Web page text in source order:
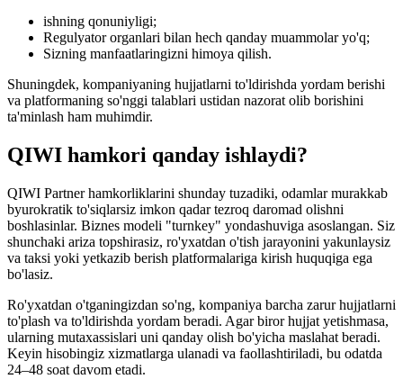
ishning qonuniyligi;
Regulyator organlari bilan hech qanday muammolar yo'q;
Sizning manfaatlaringizni himoya qilish.
Shuningdek, kompaniyaning hujjatlarni to'ldirishda yordam berishi
va platformaning so'nggi talablari ustidan nazorat olib borishini
ta'minlash ham muhimdir.
QIWI hamkori qanday ishlaydi?
QIWI Partner hamkorliklarini shunday tuzadiki, odamlar murakkab
byurokratik to'siqlarsiz imkon qadar tezroq daromad olishni
boshlasinlar. Biznes modeli "turnkey" yondashuviga asoslangan. Siz
shunchaki ariza topshirasiz, ro'yxatdan o'tish jarayonini yakunlaysiz
va taksi yoki yetkazib berish platformalariga kirish huquqiga ega
bo'lasiz.
Ro'yxatdan o'tganingizdan so'ng, kompaniya barcha zarur hujjatlarni
to'plash va to'ldirishda yordam beradi. Agar biror hujjat yetishmasa,
ularning mutaxassislari uni qanday olish bo'yicha maslahat beradi.
Keyin hisobingiz xizmatlarga ulanadi va faollashtiriladi, bu odatda
24–48 soat davom etadi.